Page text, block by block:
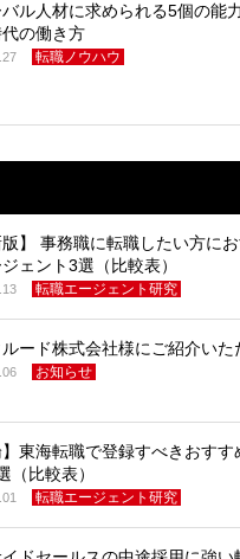
ル人材に求められる5個の能
の働き方
転職ノウハウ
版】 事務職に転職したい方に
ェント3選（比較表）
転職エージェント研究
ード株式会社様にご紹介いた
お知らせ
】東海転職で登録すべきおすす
（比較表）
転職エージェント研究